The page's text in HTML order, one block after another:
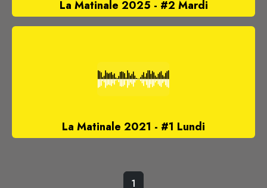
La Matinale 2025 - #2 Mardi
La Matinale 2021 - #1 Lundi
1